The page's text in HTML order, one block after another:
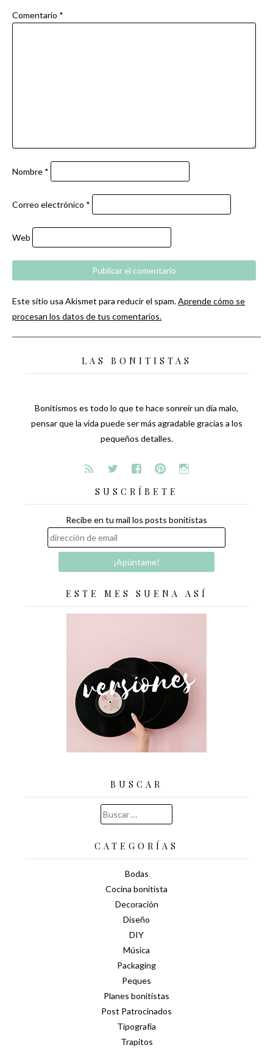
Comentario *
Nombre *
Correo electrónico *
Web
Este sitio usa Akismet para reducir el spam.Aprende cómo se
procesan los datos de tus comentarios.
LAS BONITISTAS
Bonitismos es todo lo que te hace sonreír un día malo,
pensar que la vida puede ser más agradable gracias a los
pequeños detalles.
SUSCRÍBETE
Recibe en tu mail los posts bonitistas
ESTE MES SUENA ASÍ
BUSCAR
Buscar:
CATEGORÍAS
Bodas
Cocina bonitista
Decoración
Diseño
DIY
Música
Packaging
Peques
Planes bonitistas
Post Patrocinados
Tipografía
Trapitos